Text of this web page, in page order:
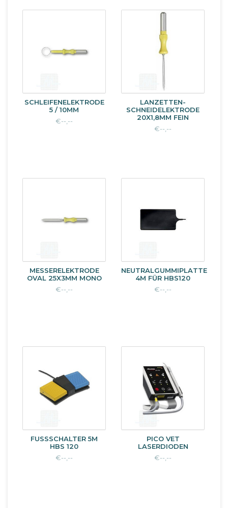
SCHLEIFENELEKTRODE
5 / 10MM
€--,--
LANZETTEN-
SCHNEIDELEKTRODE
20X1,8MM FEIN
€--,--
MESSERELEKTRODE
OVAL 25X3MM MONO
€--,--
NEUTRALGUMMIPLATTE
4M FÜR HBS120
€--,--
FUSSSCHALTER 5M H
BS 120
€--,--
PICO VET
LASERDIODEN
€--,--